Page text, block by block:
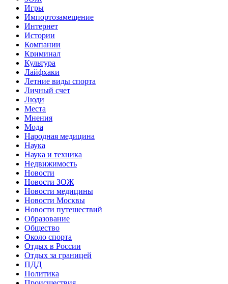
Игры
Импортозамещение
Интернет
Истории
Компании
Криминал
Культура
Лайфхаки
Летние виды спорта
Личный счет
Люди
Места
Мнения
Мода
Народная медицина
Наука
Наука и техника
Недвижимость
Новости
Новости ЗОЖ
Новости медицины
Новости Москвы
Новости путешествий
Образование
Общество
Около спорта
Отдых в России
Отдых за границей
ПДД
Политика